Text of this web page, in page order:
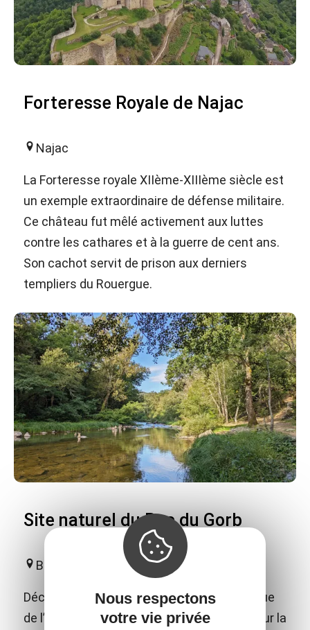
Forteresse Royale de Najac
Najac
La Forteresse royale XIIème-XIIIème siècle est
un exemple extraordinaire de défense militaire.
Ce château fut mêlé activement aux luttes
contre les cathares et à la guerre de cent ans.
Son cachot servit de prison aux derniers
templiers du Rouergue.
Site naturel du Roc du Gorb
Bor-et-Bar
Découvrez le Roc du Gorb, site emblématique
de l’Aveyron dans la vallée du Viaur, idéal pour la
Nous respectons
votre vie privée